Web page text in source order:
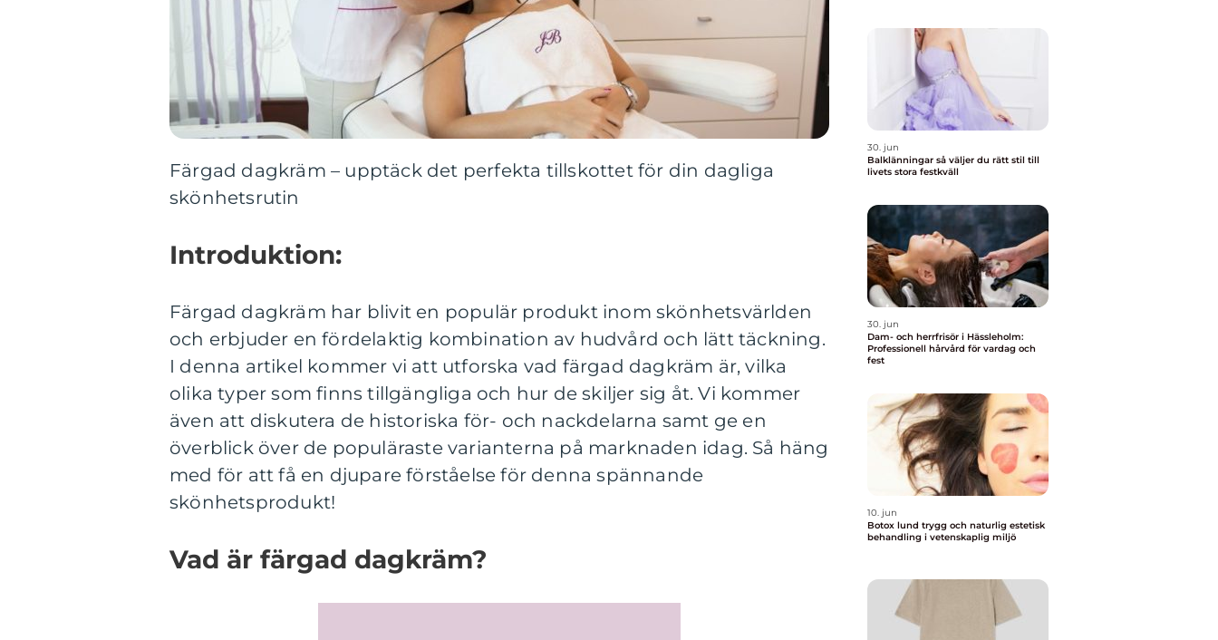
Färgad dagkräm – upptäck det perfekta tillskottet för din dagliga
skönhetsrutin
Introduktion:
Färgad dagkräm har blivit en populär produkt inom skönhetsvärlden
och erbjuder en fördelaktig kombination av hudvård och lätt täckning.
I denna artikel kommer vi att utforska vad färgad dagkräm är, vilka
olika typer som finns tillgängliga och hur de skiljer sig åt. Vi kommer
även att diskutera de historiska för- och nackdelarna samt ge en
överblick över de populäraste varianterna på marknaden idag. Så häng
med för att få en djupare förståelse för denna spännande
skönhetsprodukt!
Vad är färgad dagkräm?
30. jun
Balklänningar så väljer du rätt stil till
livets stora festkväll
30. jun
Dam- och herrfrisör i Hässleholm:
Professionell hårvård för vardag och
fest
10. jun
Botox lund trygg och naturlig estetisk
behandling i vetenskaplig miljö